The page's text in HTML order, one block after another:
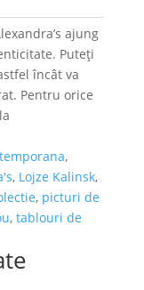
ajung
Puteți
încât va
Pentru orice
,
, Lojze Kalinsk,
, picturi de
, tablouri de